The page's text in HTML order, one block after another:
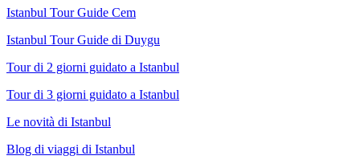
Istanbul Tour Guide Cem
Istanbul Tour Guide di Duygu
Tour di 2 giorni guidato a Istanbul
Tour di 3 giorni guidato a Istanbul
Le novità di Istanbul
Blog di viaggi di Istanbul